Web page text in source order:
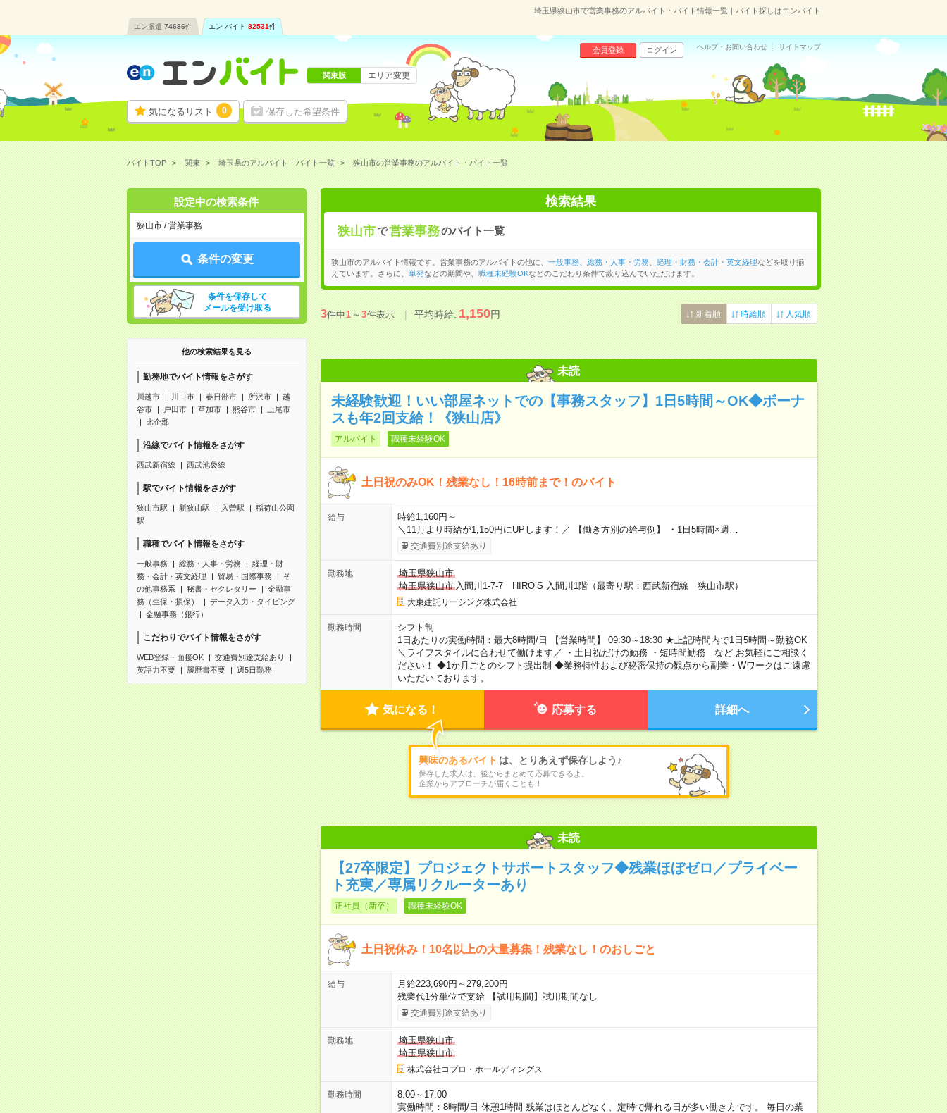
埼玉県狭山市で営業事務のアルバイト・バイト情報一覧｜バイト探しはエンバイト
エン派遣 74686件 エン バイト 82531件
気になるリスト 0 保存した希望条件
会員登録 ログイン ヘルプ・お問い合わせ サイトマップ
関東版 エリア変更
バイトTOP 関東 埼玉県のアルバイト・バイト一覧 狭山市の営業事務のアルバイト・バイト一覧
設定中の検索条件
狭山市 / 営業事務
条件の変更
条件を保存して
メールを受け取る
他の検索結果を見る
勤務地でバイト情報をさがす
川越市 川口市 春日部市 所沢市
越
谷市
戸田市 草加市 熊谷市
上尾市
比企郡
沿線でバイト情報をさがす
西武新宿線 西武池袋線
駅でバイト情報をさがす
狭山市駅 新狭山駅 入曽駅
稲荷山公園
駅
職種でバイト情報をさがす
一般事務 総務・人事・労務
経理・財
務・会計・英文経理
貿易・国際事務
そ
の他事務系
秘書・セクレタリー
金融事
務（生保・損保）
データ入力・タイピング
金融事務（銀行）
こだわりでバイト情報をさがす
WEB登録・面接OK
交通費別途支給あり
英語力不要
履歴書不要 週5日勤務
検索結果
狭山市で営業事務のバイト一覧
狭山市のアルバイト情報です。営業事務のアルバイトの他に、 一般事務、 総務・人事・労務、 経理・財務・会計・英文経理などを取り揃
えています。さらに、
単発などの期間や、 職種未経験OKなどのこだわり条件で絞り込んでいただけます。
3件中1～3件表示 平均時給:1,150円 新着順 時給順 人気順
未読
未経験歓迎！いい部屋ネットでの【事務スタッフ】1日5時間～OK◆ボーナ
スも年2回支給！《狭山店》
アルバイト 職種未経験OK
土日祝のみOK！残業なし！16時前まで！のバイト
給与
時給1,160円～
＼11月より時給が1,150円にUPします！／ 【働き方別の給与例】 ・1日5時間×週…
交通費別途支給あり
勤務地
埼玉県狭山市
埼玉県狭山市入間川1-7-7 HIRO’S 入間川1階（最寄り駅：西武新宿線 狭山市駅）
大東建託リーシング株式会社
勤務時間
シフト制
1日あたりの実働時間：最大8時間/日 【営業時間】 09:30～18:30 ★上記時間内で1日5時間～勤務OK
＼ライフスタイルに合わせて働けます／ ・土日祝だけの勤務 ・短時間勤務 など お気軽にご相談く
ださい！ ◆1か月ごとのシフト提出制 ◆業務特性および秘密保持の観点から副業・Wワークはご遠慮
いただいております。
気になる！ 応募する 詳細へ
興味のあるバイト は、とりあえず保存しよう♪
保存した求人は、後からまとめて応募できるよ。
企業からアプローチが届くことも！
未読
【27卒限定】プロジェクトサポートスタッフ◆残業ほぼゼロ／プライベー
ト充実／専属リクルーターあり
正社員（新卒） 職種未経験OK
土日祝休み！10名以上の大量募集！残業なし！のおしごと
給与
月給223,690円～279,200円
残業代1分単位で支給 【試用期間】試用期間なし
交通費別途支給あり
勤務地
埼玉県狭山市
埼玉県狭山市
株式会社コプロ・ホールディングス
勤務時間
8:00～17:00
実働時間：8時間/日 休憩1時間 残業はほとんどなく、定時で帰れる日が多い働き方です。 毎日の業